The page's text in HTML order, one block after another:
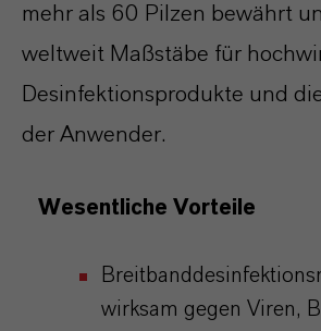
mehr als 60 Pilzen bewährt
weltweit Maßstäbe für
Desinfektionsprodukte und
der Anwender.
Wesentliche Vorteile
wirksam gegen Viren,